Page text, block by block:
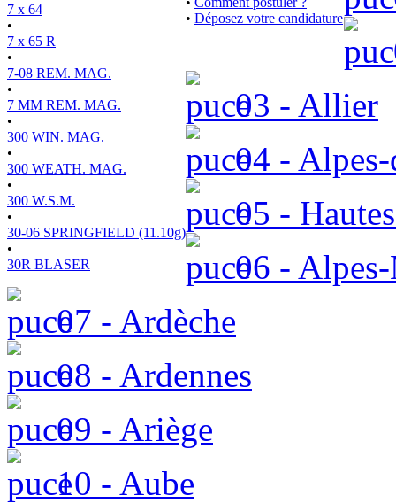
7 x 64
•
7 x 65 R
•
7-08 REM. MAG.
•
7 MM REM. MAG.
•
300 WIN. MAG.
•
300 WEATH. MAG.
•
300 W.S.M.
•
30-06 SPRINGFIELD (11.10g)
•
30R BLASER
• Déposez votre candidature
03 - Allier
04 - Alpes-
05 -
06 -
07 - Ardèche
08 - Ardennes
09 - Ariège
10 - Aube